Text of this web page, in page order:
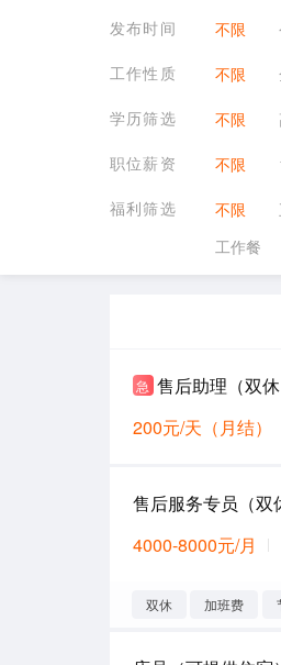
发布时间
不限
工作性质
不限
学历筛选
不限
职位薪资
不限
福利筛选
不限
工作餐
急 售后助理（双休
200元/天（月结）
售后服务专员（双
4000-8000元/月
双休 加班费